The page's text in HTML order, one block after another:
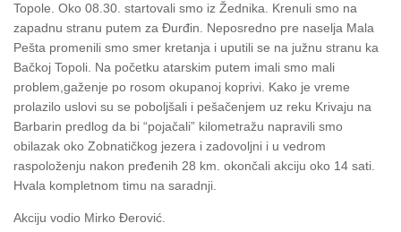
Topole. Oko 08.30. startovali smo iz Žednika. Krenuli smo na
zapadnu stranu putem za Đurđin. Neposredno pre naselja Mala
Pešta promenili smo smer kretanja i uputili se na južnu stranu ka
Bačkoj Topoli. Na početku atarskim putem imali smo mali
problem,gaženje po rosom okupanoj koprivi. Kako je vreme
prolazilo uslovi su se poboljšali i pešačenjem uz reku Krivaju na
Barbarin predlog da bi “pojačali” kilometražu napravili smo
obilazak oko Zobnatičkog jezera i zadovoljni i u vedrom
raspoloženju nakon pređenih 28 km. okončali akciju oko 14 sati.
Hvala kompletnom timu na saradnji.
Akciju vodio Mirko Đerović.